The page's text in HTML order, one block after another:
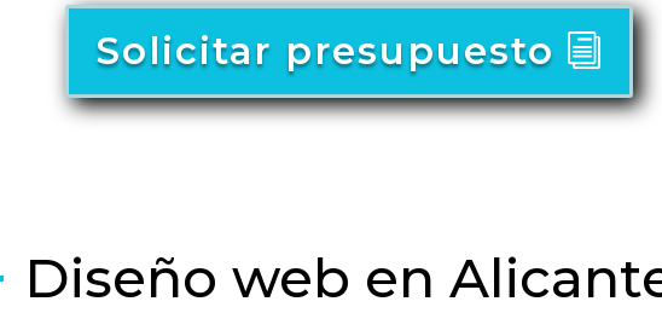
Solicitar presupuesto
Diseño web en